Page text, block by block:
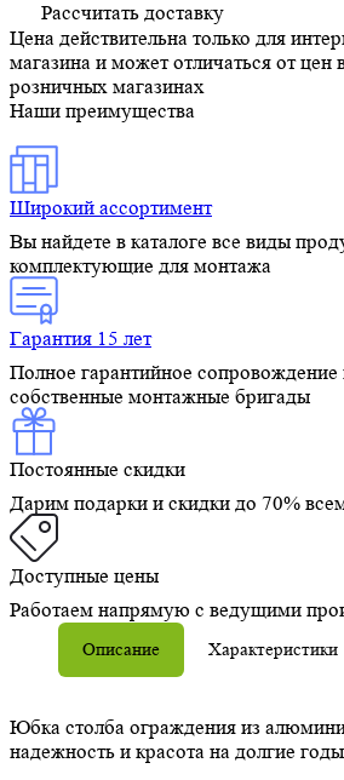
Рассчитать доставку
Цена действительна только для
магазина и может отличаться от цен
розничных магазинах
Наши преимущества
Широкий ассортимент
Вы найдете в каталоге все виды
комплектующие для монтажа
Гарантия 15 лет
Полное гарантийное сопровождение
собственные монтажные бригады
Постоянные скидки
Дарим подарки и скидки до 70%
Доступные цены
Работаем напрямую с ведущими
Описание Характеристики
Юбка столба ограждения из
надежность и красота на долгие